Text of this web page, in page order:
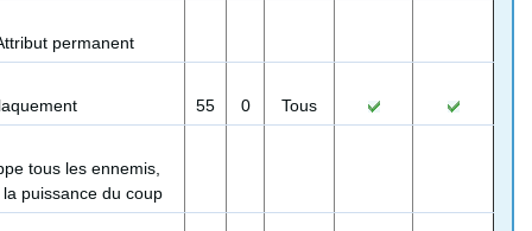
permanent
55 0 Tous
tous les ennemis,
puissance du coup